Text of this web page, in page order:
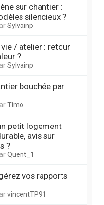
sur chantier :
silencieux ?
Sylvainp
/ atelier : retour
?
Sylvainp
bouchée par
Timo
petit logement
avis sur
?
Quent_1
vos rapports
vincentTP91